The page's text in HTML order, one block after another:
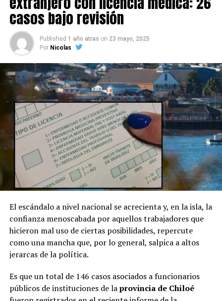
casos bajo revisión
Published 1 año atras on 23 mayo, 2025
Por Nicolas
El escándalo a nivel nacional se acrecienta y, en la isla, la
confianza menoscabada por aquellos trabajadores que
hicieron mal uso de ciertas posibilidades, repercute
como una mancha que, por lo general, salpica a altos
jerarcas de la política.
Es que un total de 146 casos asociados a funcionarios
públicos de instituciones de laprovincia de Chiloé